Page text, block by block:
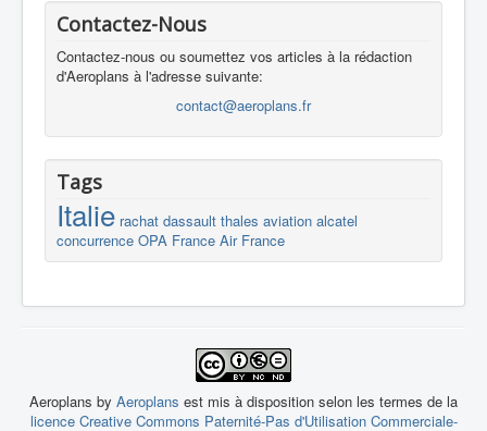
Contactez-Nous
Contactez-nous ou soumettez vos articles à la rédaction
d'Aeroplans à l'adresse suivante:
contact@aeroplans.fr
Tags
Italie rachat dassault thales aviation alcatel
concurrence OPA France Air France
Aeroplans by Aeroplans est mis à disposition selon les termes de la
licence Creative Commons Paternité-Pas d'Utilisation Commerciale-